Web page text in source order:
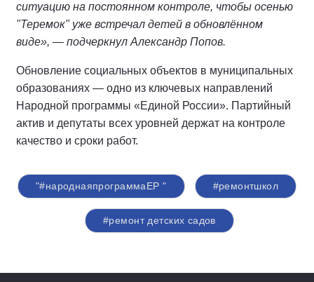
ситуацию на постоянном контроле, чтобы осенью
"Теремок" уже встречал детей в обновлённом
виде», — подчеркнул Александр Попов.
Обновление социальных объектов в муниципальных
образованиях — одно из ключевых направлений
Народной программы «Единой России». Партийный
актив и депутаты всех уровней держат на контроле
качество и сроки работ.
"#народнаяпрограммаЕР " #ремонтшкол
#ремонт детских садов